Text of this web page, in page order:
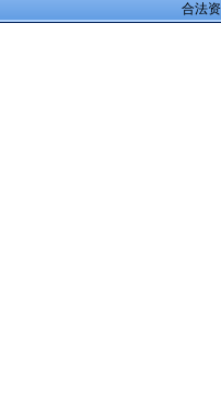
合法